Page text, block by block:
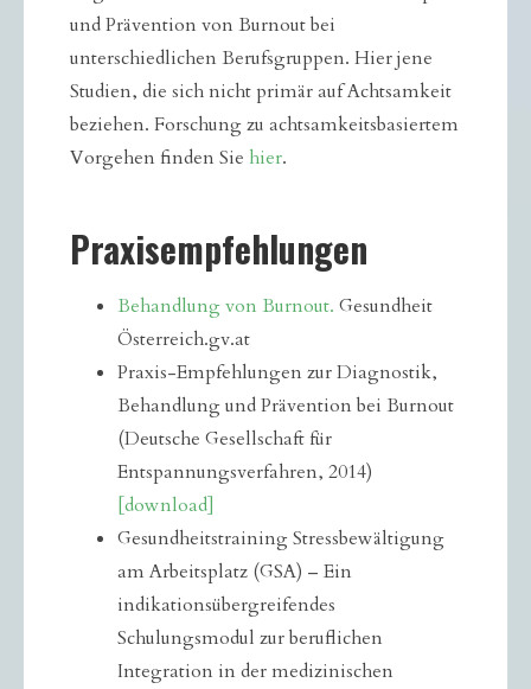
und Prävention von Burnout bei
unterschiedlichen Berufsgruppen. Hier jene
Studien, die sich nicht primär auf Achtsamkeit
beziehen. Forschung zu achtsamkeitsbasiertem
Vorgehen finden Sie hier.
Praxisempfehlungen
Behandlung von Burnout. Gesundheit
Österreich.gv.at
Praxis-Empfehlungen zur Diagnostik,
Behandlung und Prävention bei Burnout
(Deutsche Gesellschaft für
Entspannungsverfahren, 2014)
[download]
Gesundheitstraining Stressbewältigung
am Arbeitsplatz (GSA) – Ein
indikationsübergreifendes
Schulungsmodul zur beruflichen
Integration in der medizinischen